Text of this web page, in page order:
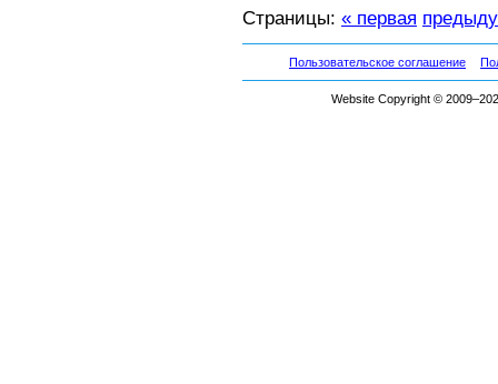
Страницы: « первая
Пользовательское соглашение
Website Copyright ©